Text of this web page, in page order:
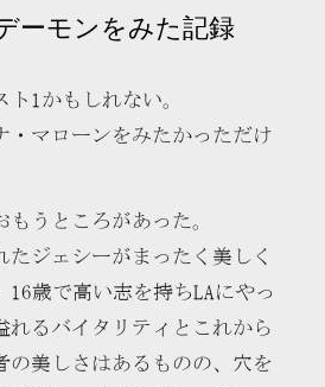
ーモンをみた記録
1かもしれない。
・マローンをみたかっただけ
うところがあった。
たジェシーがまったく美しく
16歳で高い志を持ちLAにやっ
れるバイタリティとこれから
の美しさはあるものの、穴を